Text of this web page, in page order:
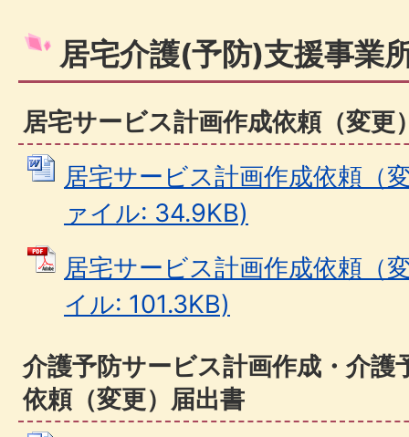
居宅介護(予防)支援事業
居宅サービス計画作成依頼（変更
居宅サービス計画作成依頼（
ァイル: 34.9KB)
居宅サービス計画作成依頼（
イル: 101.3KB)
介護予防サービス計画作成・介
依頼（変更）届出書